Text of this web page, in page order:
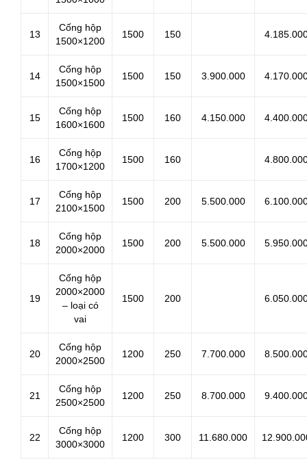
13
Cống hộp
1500×1200
1500 150
14
Cống hộp
1500×1500
1500 150 3.900.000
15
Cống hộp
1600×1600
1500 160 4.150.000
16
Cống hộp
1700×1200
1500 160
17
Cống hộp
2100×1500
1500 200 5.500.000
18
Cống hộp
2000×2000
1500 200 5.500.000
19
Cống hộp
2000×2000
– loại có
vai
1500 200
20
Cống hộp
2000×2500
1200 250 7.700.000
21
Cống hộp
2500×2500
1200 250 8.700.000
22
Cống hộp
3000×3000
1200 300 11.680.000